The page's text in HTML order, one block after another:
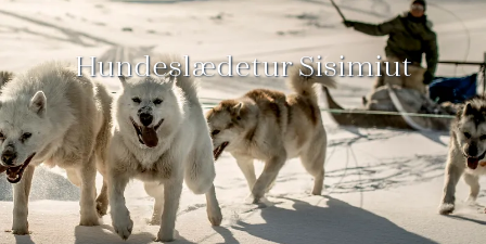
Hundeslædetur Sisimiut